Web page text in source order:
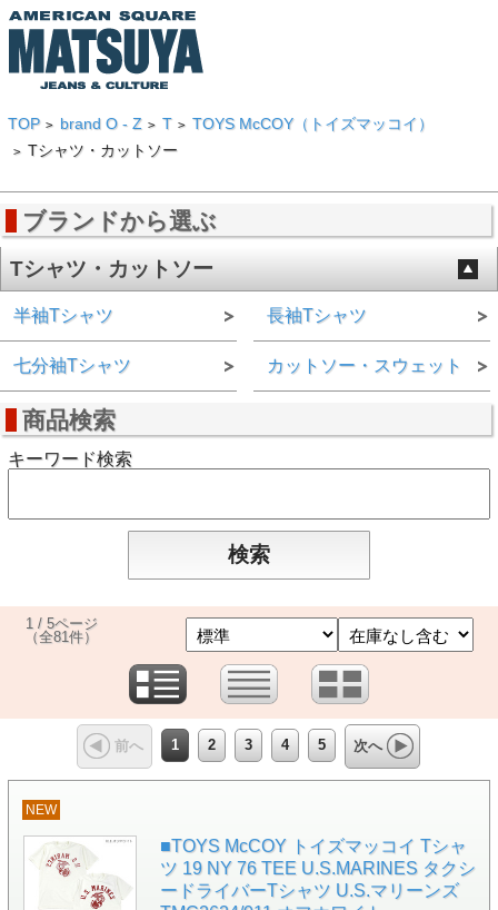
TOP > brand O - Z > T > TOYS McCOY（トイズマッコイ）
> Tシャツ・カットソー
ブランドから選ぶ
Tシャツ・カットソー
半袖Tシャツ
七分袖Tシャツ
長袖Tシャツ
カットソー・スウェット
商品検索
キーワード検索
1 / 5ページ
（全81件）
前へ 1 2 3 4 5 次へ
NEW
■TOYS McCOY トイズマッコイ Tシャ
ツ 19 NY 76 TEE U.S.MARINES タクシ
ードライバーTシャツ U.S.マリーンズ